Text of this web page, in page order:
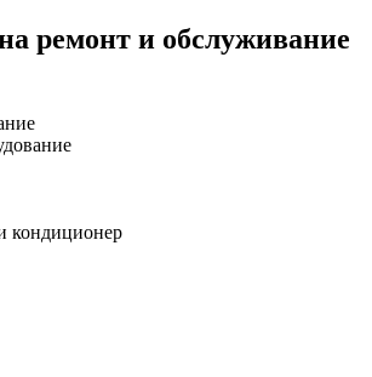
ремонт и обслуживание
кондиционер